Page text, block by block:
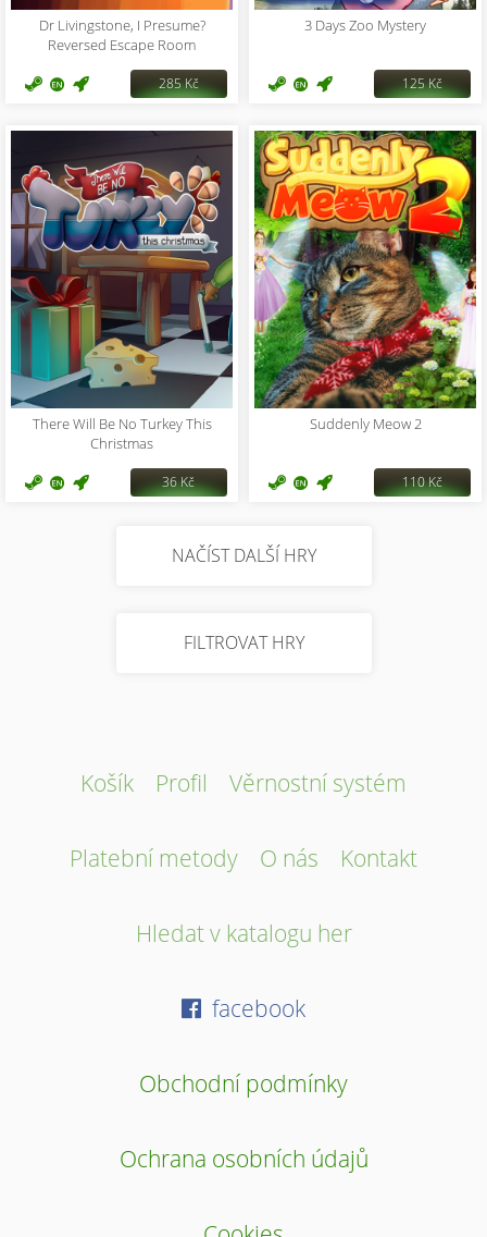
Dr Livingstone, I Presume?
Reversed Escape Room
285 Kč
3 Days Zoo Mystery
125 Kč
There Will Be No Turkey This
Christmas
36 Kč
Suddenly Meow 2
110 Kč
NAČÍST DALŠÍ HRY
FILTROVAT HRY
Košík Profil Věrnostní systém
Platební metody O nás Kontakt
Hledat v katalogu her
facebook
Obchodní podmínky
Ochrana osobních údajů